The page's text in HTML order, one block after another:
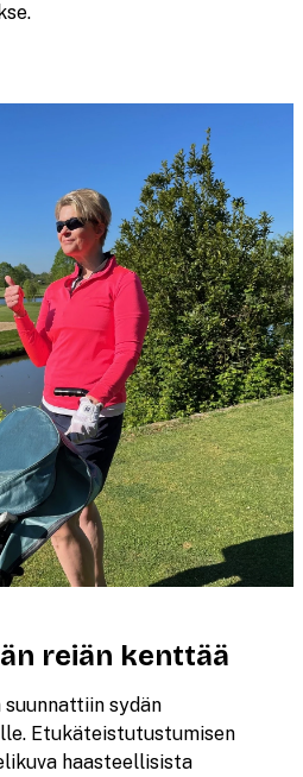
reiän kenttää
suunnattiin sydän
Etukäteistutustumisen
haasteellisista